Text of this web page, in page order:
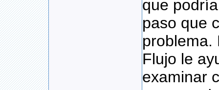
que
paso que
problema.
Flujo le
examinar